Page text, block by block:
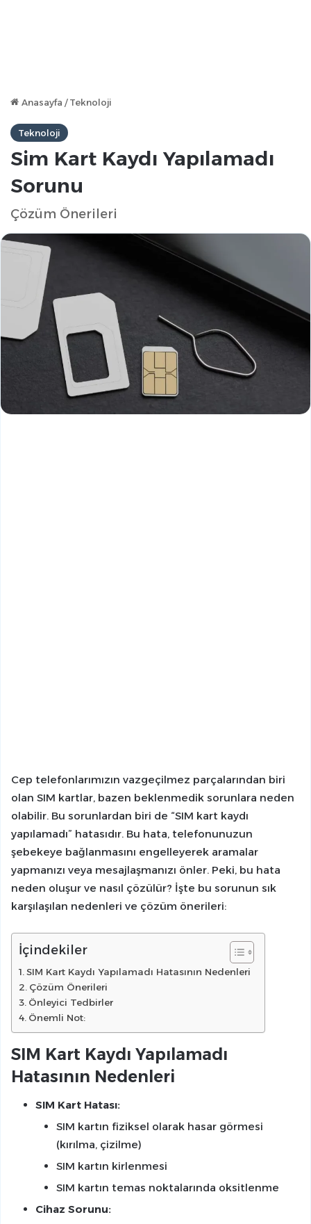
Anasayfa / Teknoloji
Teknoloji
Sim Kart Kaydı Yapılamadı
Sorunu
Çözüm Önerileri
Cep telefonlarımızın vazgeçilmez parçalarından biri
olan SIM kartlar, bazen beklenmedik sorunlara neden
olabilir. Bu sorunlardan biri de “SIM kart kaydı
yapılamadı” hatasıdır. Bu hata, telefonunuzun
şebekeye bağlanmasını engelleyerek aramalar
yapmanızı veya mesajlaşmanızı önler. Peki, bu hata
neden oluşur ve nasıl çözülür? İşte bu sorunun sık
karşılaşılan nedenleri ve çözüm önerileri:
İçindekiler
SIM Kart Kaydı Yapılamadı Hatasının Nedenleri
Çözüm Önerileri
Önleyici Tedbirler
Önemli Not:
SIM Kart Kaydı Yapılamadı
Hatasının Nedenleri
SIM Kart Hatası:
SIM kartın fiziksel olarak hasar görmesi
(kırılma, çizilme)
SIM kartın kirlenmesi
SIM kartın temas noktalarında oksitlenme
Cihaz Sorunu: